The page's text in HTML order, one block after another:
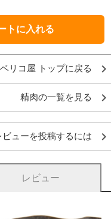
トに入れる
リコ屋 トップに戻る
精肉の一覧を見る
ビューを投稿するには
レビュー